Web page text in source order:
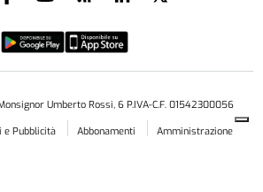
Umberto Rossi, 6 P.IVA-C.F. 01542300056
e Pubblicità Abbonamenti
Amministrazione